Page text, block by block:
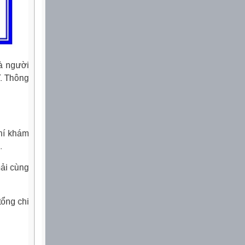
người
Thông
khám
cùng
chi